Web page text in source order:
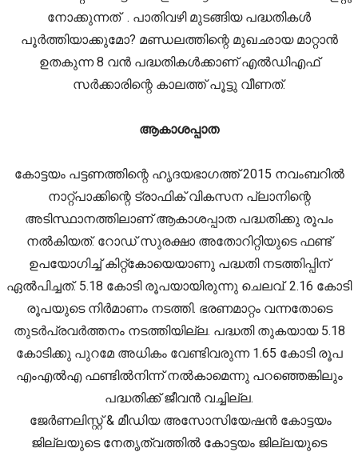
നോക്കുന്നത് . പാതിവഴി മുടങ്ങിയ പദ്ധതികൾ
പൂർത്തിയാക്കുമോ? മണ്ഡലത്തിന്റെ മുഖഛായ മാറ്റാൻ
ഉതകുന്ന 8 വൻ പദ്ധതികൾക്കാണ് എൽഡിഎഫ്
സർക്കാരിന്റെ കാലത്ത് പൂട്ടു വീണത്.
ആകാശപ്പാത
കോട്ടയം പട്ടണത്തിന്റെ ഹൃദയഭാഗത്ത് 2015 നവംബറിൽ
നാറ്റ്പാക്കിന്റെ ട്രാഫിക് വികസന പ്ലാനിന്റെ
അടിസ്ഥാനത്തിലാണ് ആകാശപ്പാത പദ്ധതിക്കു രൂപം
നൽകിയത്. റോഡ് സുരക്ഷാ അതോറിറ്റിയുടെ ഫണ്ട്
ഉപയോഗിച്ച് കിറ്റ്കോയെയാണു പദ്ധതി നടത്തിപ്പിന്
ഏൽപിച്ചത്. 5.18 കോടി രൂപയായിരുന്നു ചെലവ്. 2.16 കോടി
രൂപയുടെ നിർമാണം നടത്തി. ഭരണമാറ്റം വന്നതോടെ
തുടർപ്രവർത്തനം നടത്തിയില്ല. പദ്ധതി തുകയായ 5.18
കോടിക്കു പുറമേ അധികം വേണ്ടിവരുന്ന 1.65 കോടി രൂപ
എംഎൽഎ ഫണ്ടിൽനിന്ന് നൽകാമെന്നു പറഞ്ഞെങ്കിലും
പദ്ധതിക്ക് ജീവൻ വച്ചില്ല.
ജേർണലിസ്റ്റ് & മീഡിയ അസോസിയേഷൻ കോട്ടയം
ജില്ലയുടെ നേതൃത്വത്തിൽ കോട്ടയം ജില്ലയുടെ